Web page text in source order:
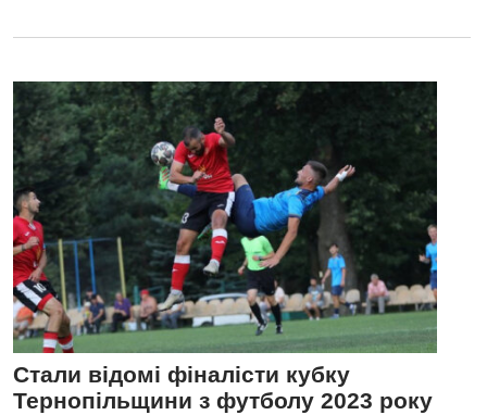
Стали відомі фіналісти кубку
Тернопільщини з футболу 2023 року